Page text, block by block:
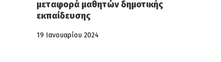
μεταφορά μαθητών δημοτικής
εκπαίδευσης
19 Ιανουαρίου 2024